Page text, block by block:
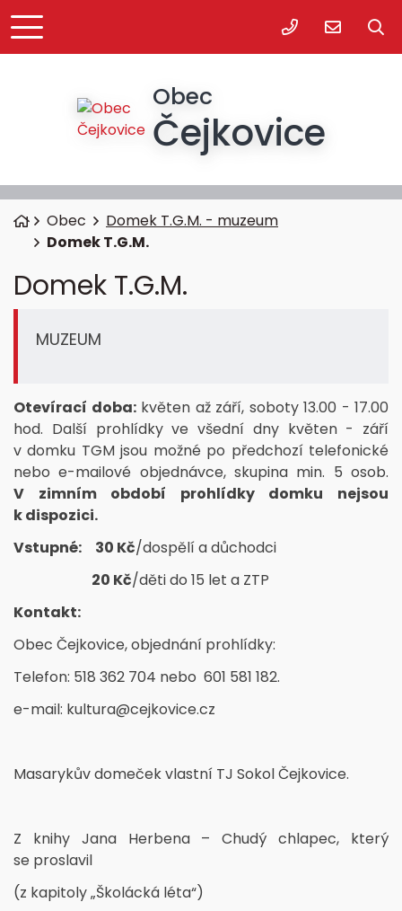
+420 518 362
Obec
Čejkovice
Úvodní stránka
Obec
Domek T.G.M. - muzeum
Domek T.G.M.
Domek T.G.M.
MUZEUM
Otevírací doba:květen až září, soboty 13.00 - 17.00
hod. Další prohlídky ve všední dny květen - září
v domku TGM jsou možné po předchozí telefonické
nebo e-mailové objednávce, skupina min. 5 osob.
V zimním období prohlídky domku nejsou
k dispozici.
Vstupné: 30 Kč/dospělí a důchodci
20 Kč/děti do 15 let a ZTP
Kontakt:
Obec Čejkovice, objednání prohlídky:
Telefon: 518 362 704 nebo 601 581 182.
e-mail: kultura@cejkovice.cz
Masarykův domeček vlastní TJ Sokol Čejkovice.
Z knihy Jana Herbena – Chudý chlapec, který
se proslavil
(z kapitoly „Školácká léta“)